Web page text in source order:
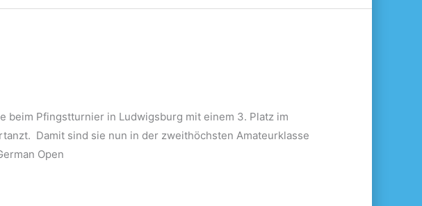
beim Pfingstturnier in Ludwigsburg mit einem 3. Platz im
Damit sind sie nun in der zweithöchsten Amateurklasse
Open